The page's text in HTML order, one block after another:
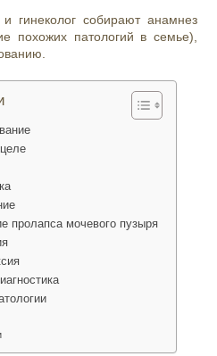
гинеколог собирают анамнез
похожих патологий в семье),
пролапса мочевого пузыря